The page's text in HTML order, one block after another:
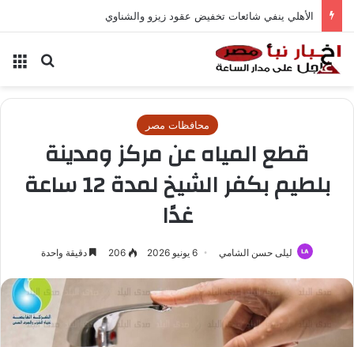
الأهلي ينفي شائعات تخفيض عقود زيزو والشناوي
بحث
محافظات مصر
قطع المياه عن مركز ومدينة
بلطيم بكفر الشيخ لمدة 12 ساعة
غدًا
ليلى حسن الشامي 6 يونيو 2026 206 دقيقة واحدة